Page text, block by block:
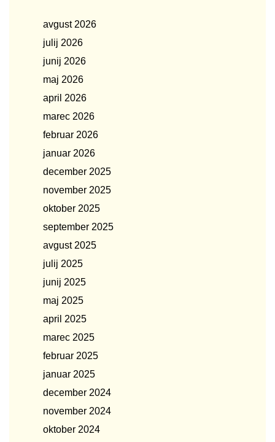
avgust 2026
julij 2026
junij 2026
maj 2026
april 2026
marec 2026
februar 2026
januar 2026
december 2025
november 2025
oktober 2025
september 2025
avgust 2025
julij 2025
junij 2025
maj 2025
april 2025
marec 2025
februar 2025
januar 2025
december 2024
november 2024
oktober 2024